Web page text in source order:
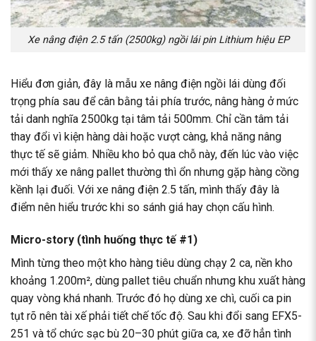
Xe nâng điện 2.5 tấn (2500kg) ngồi lái pin Lithium hiệu EP
Hiểu đơn giản, đây là mẫu xe nâng điện ngồi lái dùng đối
trọng phía sau để cân bằng tải phía trước, nâng hàng ở mức
tải danh nghĩa 2500kg tại tâm tải 500mm. Chỉ cần tâm tải
thay đổi vì kiện hàng dài hoặc vượt càng, khả năng nâng
thực tế sẽ giảm. Nhiều kho bỏ qua chỗ này, đến lúc vào việc
mới thấy xe nâng pallet thường thì ổn nhưng gặp hàng cồng
kềnh lại đuối. Với xe nâng điện 2.5 tấn, mình thấy đây là
điểm nên hiểu trước khi so sánh giá hay chọn cấu hình.
Micro-story (tình huống thực tế #1)
Mình từng theo một kho hàng tiêu dùng chạy 2 ca, nền kho
khoảng 1.200m², dùng pallet tiêu chuẩn nhưng khu xuất hàng
quay vòng khá nhanh. Trước đó họ dùng xe chì, cuối ca pin
tụt rõ nên tài xế phải tiết chế tốc độ. Sau khi đổi sang EFX5-
251 và tổ chức sạc bù 20–30 phút giữa ca, xe đỡ hẳn tình